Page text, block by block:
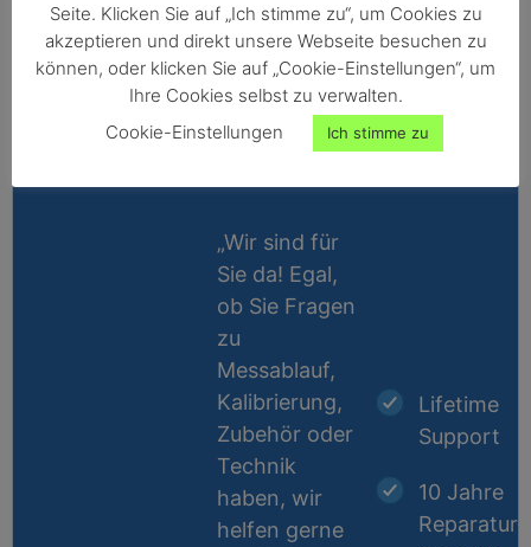
Vertriebsleitung
Außendienst -
Nordeuropa,
Afrika,
Nordamerika,
„Wir sind für
Sie da! Egal,
ob Sie Fragen
zu
Messablauf,
Kalibrierung,
Zubehör oder
Technik
haben, wir
helfen gerne
Lifetime
Support
10 Jahre
Reparatur-
Seite. Klicken Sie auf „Ich stimme zu“, um Cookies zu
akzeptieren und direkt unsere Webseite besuchen zu
können, oder klicken Sie auf „Cookie-Einstellungen“, um
Ihre Cookies selbst zu verwalten.
Cookie-Einstellungen
Ich stimme zu